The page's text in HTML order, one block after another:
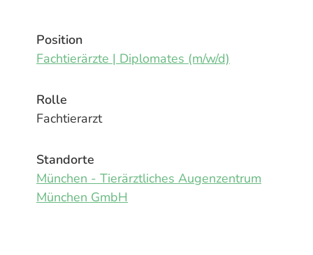
Position
Fachtierärzte | Diplomates (m/w/d)
Rolle
Fachtierarzt
Standorte
München - Tierärztliches Augenzentrum
München GmbH